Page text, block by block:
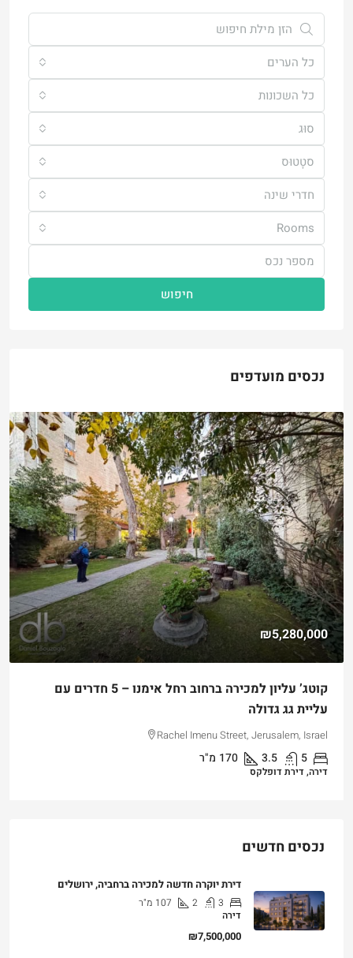
כל הערים
כל השכונות
סוּג
סטָטוּס
חדרי שינה
Rooms
חיפוש
נכסים מועדפים
₪5,280,000
קוטג’ עליון למכירה ברחוב רחל אימנו – 5 חדרים עם
עליית גג גדולה
Rachel Imenu Street, Jerusalem, Israel
5
3.5
170 מ"ר
דירה, דירת דופלקס
נכסים חדשים
דירת יוקרה חדשה למכירה ברחביה, ירושלים
3
2
107 מ"ר
דירה
₪7,500,000